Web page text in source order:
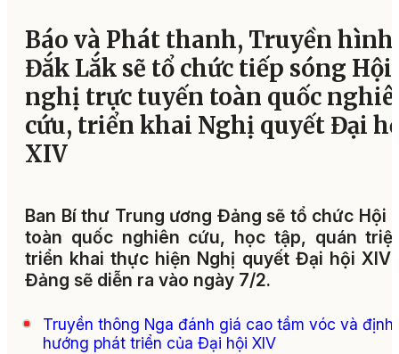
Báo và Phát thanh, Truyền hình
Đắk Lắk sẽ tổ chức tiếp sóng Hội
nghị trực tuyến toàn quốc
cứu, triển khai Nghị quyết Đại
XIV
Ban Bí thư Trung ương Đảng sẽ tổ chức Hội
toàn quốc nghiên cứu, học tập, quán
triển khai thực hiện Nghị quyết Đại hội XIV
Đảng sẽ diễn ra vào ngày 7/2.
Truyền thông Nga đánh giá cao tầm vóc và định
hướng phát triển của Đại hội XIV